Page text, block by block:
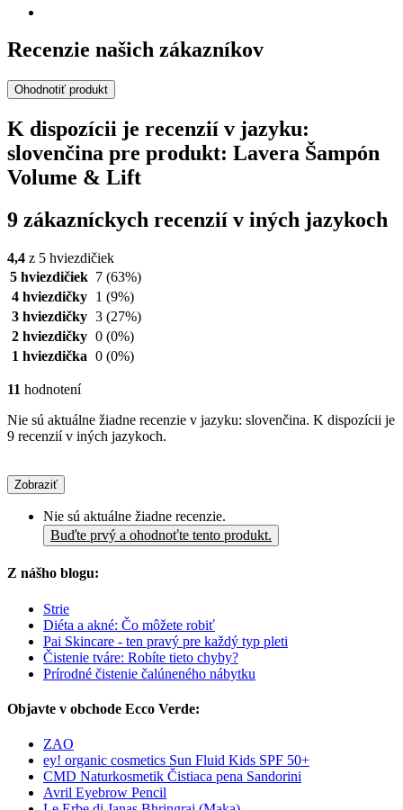
Recenzie našich zákazníkov
Ohodnotiť produkt
K dispozícii je recenzií v jazyku:
slovenčina pre produkt: Lavera Šampón
Volume & Lift
9 zákazníckych recenzií v iných jazykoch
4,4 z 5 hviezdičiek
5 hviezdičiek 7 (63%)
4 hviezdičky
1 (9%)
3 hviezdičky 3 (27%)
2 hviezdičky 0 (0%)
1 hviezdička 0 (0%)
11 hodnotení
Nie sú aktuálne žiadne recenzie v jazyku: slovenčina. K dispozícii je
9 recenzií v iných jazykoch.
Zobraziť
Nie sú aktuálne žiadne recenzie.
Buďte prvý a ohodnoťte tento produkt.
Z nášho blogu:
Strie
Diéta a akné: Čo môžete robiť
Pai Skincare - ten pravý pre každý typ pleti
Čistenie tváre: Robíte tieto chyby?
Prírodné čistenie čalúneného nábytku
Objavte v obchode Ecco Verde:
ZAO
ey! organic cosmetics Sun Fluid Kids SPF 50+
CMD Naturkosmetik Čistiaca pena Sandorini
Avril Eyebrow Pencil